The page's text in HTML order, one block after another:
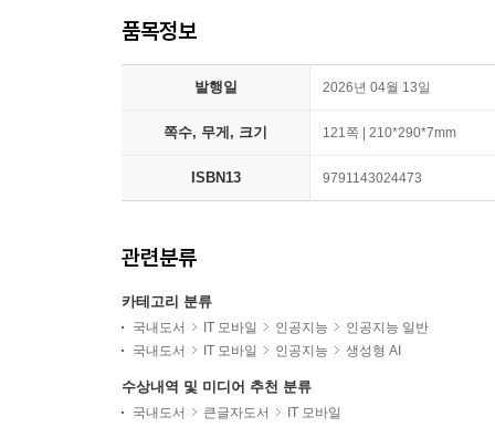
품목정보
발행일 2026년 04월 13일
쪽수, 무게, 크기 121쪽 | 210*290*7mm
ISBN13 9791143024473
관련분류
카테고리 분류
국내도서 IT 모바일 인공지능
인공지능 일반
국내도서
IT 모바일 인공지능 생성형 AI
수상내역 및 미디어 추천 분류
국내도서 큰글자도서 IT 모바일